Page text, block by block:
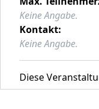
Keine Angabe.
Kontakt:
Keine Angabe.
Diese